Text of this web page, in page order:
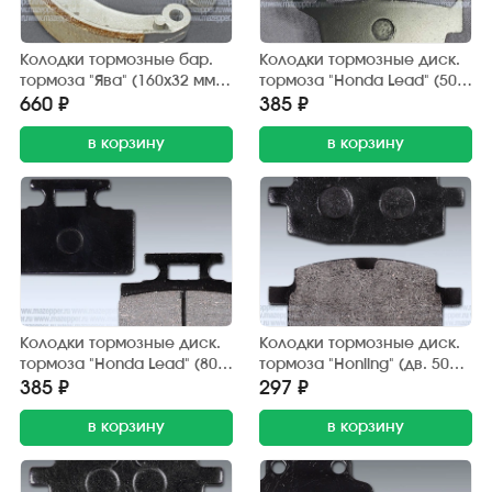
Колодки тормозные бар.
тормоза "Ява" (160х32 мм.)
передние (2 шт.) Китай
660 ₽
в корзину
Колодки тормозные диск.
тормоза "Honda Lead" (50,
90 см3) Китай
385 ₽
в корзину
Колодки тормозные диск.
тормоза "Honda Lead" (80
см3) Китай (2 шт.) до 1990
г/в
385 ₽
в корзину
Колодки тормозные диск.
тормоза "Honling" (дв. 50
см3), "Yamaha Jog" (2 шт.)
JP
297 ₽
в корзину